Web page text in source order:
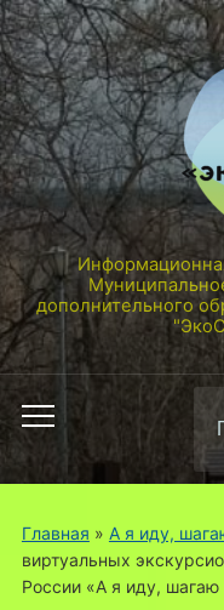
дополнительного
Переключить
мобильное
меню
по:
Главная » А я иду,
виртуальных
России «А я иду, шагаю